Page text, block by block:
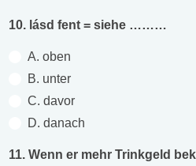
10. lásd fent = siehe ………
A. oben
B. unter
C. davor
D. danach
11. Wenn er mehr Trinkgeld